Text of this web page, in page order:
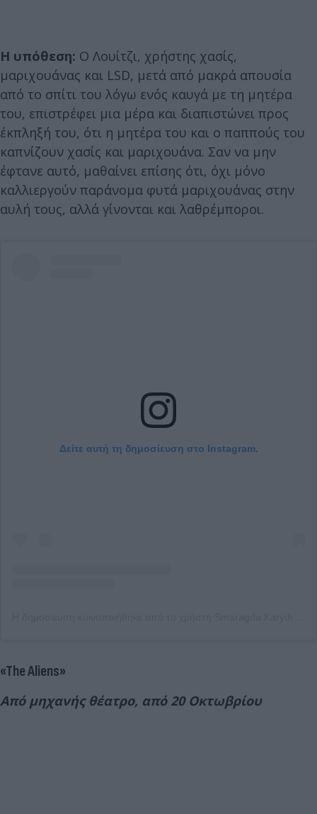
Η υπόθεση: Ο Λουίτζι, χρήστης χασίς,
μαριχουάνας και LSD, μετά από μακρά απουσία
από το σπίτι του λόγω ενός καυγά με τη μητέρα
του, επιστρέφει μια μέρα και διαπιστώνει προς
έκπληξή του, ότι η μητέρα του και ο παππούς του
καπνίζουν χασίς και μαριχουάνα. Σαν να μην
έφτανε αυτό, μαθαίνει επίσης ότι, όχι μόνο
καλλιεργούν παράνομα φυτά μαριχουάνας στην
αυλή τους, αλλά γίνονται και λαθρέμποροι.
Δείτε αυτή τη δημοσίευση στο Instagram.
«The Aliens»
Από μηχανής θέατρο, από 20 Οκτωβρίου